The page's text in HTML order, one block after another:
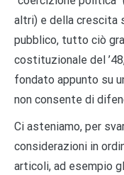
altri) e della crescita
pubblico, tutto ciò
costituzionale del
fondato appunto su
non consente di
Ci asteniamo, per
considerazioni in
articoli, ad esempio